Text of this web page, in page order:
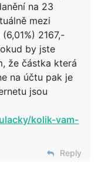
na 23
mezi
2167,-
by jste
že částka která
na účtu pak je
jsou
kolik-vam-
Reply